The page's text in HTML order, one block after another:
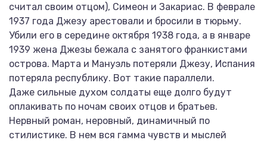
считал своим отцом), Симеон и Закариас. В феврале
1937 года Джезу арестовали и бросили в тюрьму.
Убили его в середине октября 1938 года, а в январе
1939 жена Джезы бежала с занятого франкистами
острова. Марта и Мануэль потеряли Джезу, Испания
потеряла республику. Вот такие параллели.
Даже сильные духом солдаты еще долго будут
оплакивать по ночам своих отцов и братьев.
Нервный роман, неровный, динамичный по
стилистике. В нем вся гамма чувств и мыслей